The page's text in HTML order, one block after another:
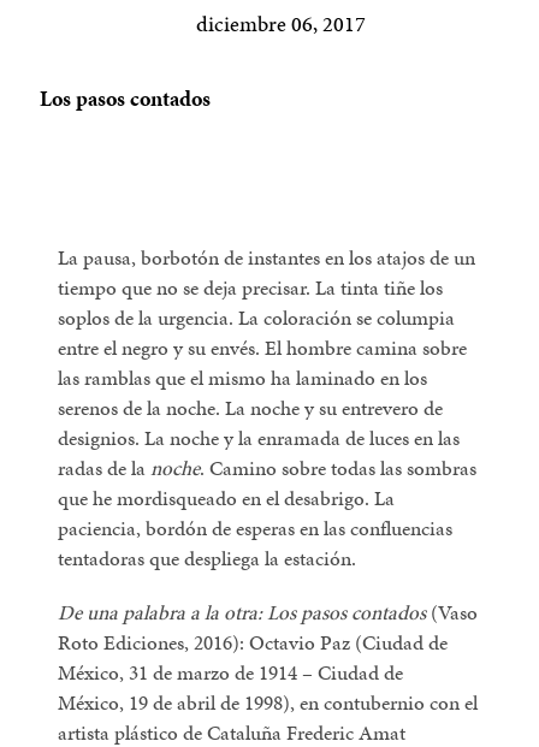
diciembre 06, 2017
Los pasos contados
La pausa, borbotón de instantes en los atajos de un
tiempo que no se deja precisar. La tinta tiñe los
soplos de la urgencia. La coloración se columpia
entre el negro y su envés. El hombre camina sobre
las ramblas que el mismo ha laminado en los
serenos de la noche. La noche y su entrevero de
designios. La noche y la enramada de luces en las
radas de lanoche. Camino sobre todas las sombras
que he mordisqueado en el desabrigo. La
paciencia, bordón de esperas en las confluencias
tentadoras que despliega la estación.
De una palabra a la otra: Los pasos contados(Vaso
Roto Ediciones, 2016): Octavio Paz (Ciudad de
México, 31 de marzo de 1914 – Ciudad de
México, 19 de abril de 1998), en contubernio con el
artista plástico de Cataluña Frederic Amat